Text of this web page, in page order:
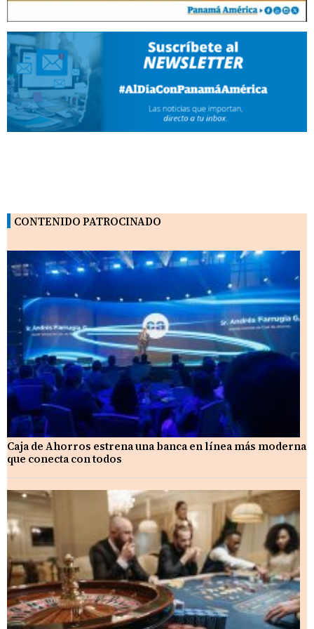
CONTENIDO PATROCINADO
Caja de Ahorros estrena una banca en línea más moderna
que conecta con todos